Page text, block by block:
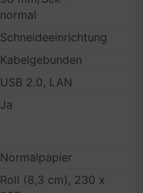
normal
Schneideeinrichtung
Kabelgebunden
USB 2.0, LAN
Ja
Normalpapier
Roll (8,3 cm), 230 x